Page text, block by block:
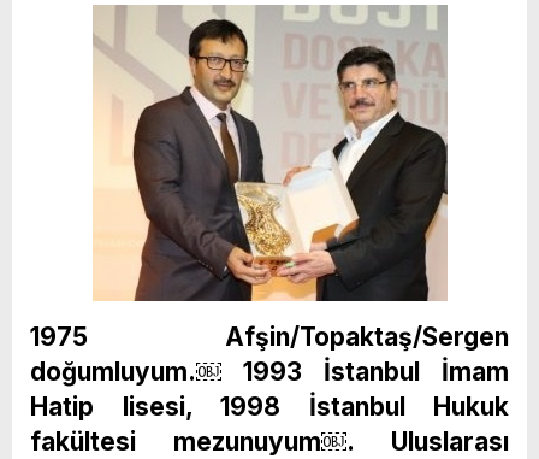
1975 Afşin/Topaktaş/Sergen
doğumluyum.￼ 1993 İstanbul İmam
Hatip lisesi, 1998 İstanbul Hukuk
fakültesi mezunuyum￼. Uluslarası